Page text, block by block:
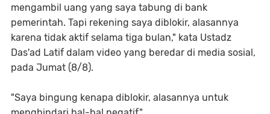
mengambil uang yang saya tabung di bank
pemerintah. Tapi rekening saya diblokir, alasannya
karena tidak aktif selama tiga bulan," kata Ustadz
Das'ad Latif dalam video yang beredar di media sosial,
pada Jumat (8/8).
"Saya bingung kenapa diblokir, alasannya untuk